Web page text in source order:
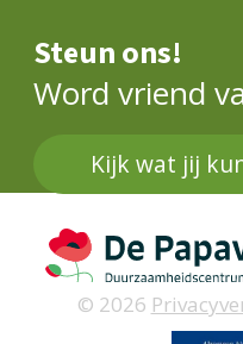
Steun ons!
Word vriend
Kijk wat jij
© 2026